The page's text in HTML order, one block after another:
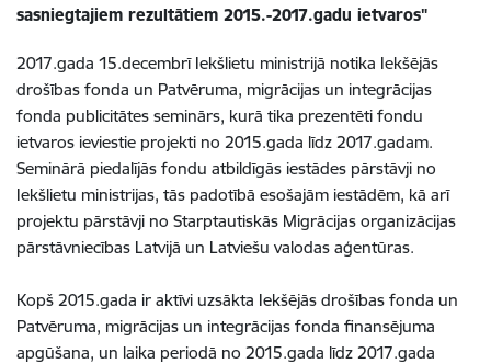
sasniegtajiem rezultātiem 2015.-2017.gadu ietvaros"
2017.gada 15.decembrī Iekšlietu ministrijā notika Iekšējās
drošības fonda un Patvēruma, migrācijas un integrācijas
fonda publicitātes seminārs, kurā tika prezentēti fondu
ietvaros ieviestie projekti no 2015.gada līdz 2017.gadam.
Seminārā piedalījās fondu atbildīgās iestādes pārstāvji no
Iekšlietu ministrijas, tās padotībā esošajām iestādēm, kā arī
projektu pārstāvji no Starptautiskās Migrācijas organizācijas
pārstāvniecības Latvijā un Latviešu valodas aģentūras.
Kopš 2015.gada ir aktīvi uzsākta Iekšējās drošības fonda un
Patvēruma, migrācijas un integrācijas fonda finansējuma
apgūšana, un laika periodā no 2015.gada līdz 2017.gada